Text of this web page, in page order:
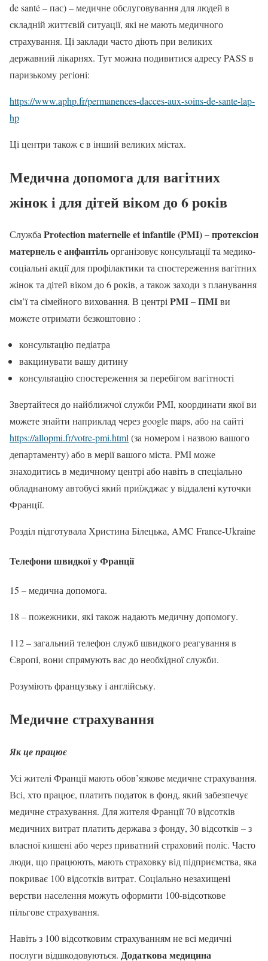
de santé – пас) – медичне обслуговування для людей в
складній життєвій ситуації, які не мають медичного
страхування. Ці заклади часто діють при великих
державний лікарнях. Тут можна подивитися адресу PASS в
паризькому регіоні:
https://www.aphp.fr/permanences-dacces-aux-soins-de-sante-lap-
hp
Ці центри також є в інший великих містах.
Медична допомога для вагітних
жінок і для дітей віком до 6 років
СлужбаProtection maternelle et infantile (PMI) – протексіон
матернель е анфантільорганізовує консультації та медико-
соціальні акції для профілактики та спостереження вагітних
жінок та дітей віком до 6 років, а також заходи з планування
сім’ї та сімейного виховання. В центріPMI – ПМІви
можете отримати безкоштовно :
консультацію педіатра
вакцинувати вашу дитину
консультацію спостереження за перебігом вагітності
Звертайтеся до найближчої служби PMI, координати якої ви
можете знайти наприклад через google maps, або на сайті
https://allopmi.fr/votre-pmi.html(за номером і назвою вашого
департаменту) або в мерії вашого міста. PMI може
знаходитись в медичному центрі або навіть в спеціально
обладнаному автобусі який приїжджає у віддалені куточки
Франції.
Розділ підготувала Христина Білецька, AMC France-Ukraine
Телефони швидкої у Франції
15 – медична допомога.
18 – пожежники, які також надають медичну допомогу.
112 – загальний телефон служб швидкого реагування в
Європі, вони спрямують вас до необхідної служби.
Розуміють французьку і англійську.
Медичне страхування
Як це працює
Усі жителі Франції мають обов’язкове медичне страхування.
Всі, хто працює, платить податок в фонд, який забезпечує
медичне страхування. Для жителя Франції 70 відсотків
медичних витрат платить держава з фонду, 30 відсотків – з
власної кишені або через приватний страховий поліс. Часто
люди, що працюють, мають страховку від підприємства, яка
покриває 100 відсотків витрат. Соціально незахищені
верстви населення можуть оформити 100-відсоткове
пільгове страхування.
Навіть з 100 відсотковим страхуванням не всі медичні
послуги відшкодовуються. Додаткова медицина